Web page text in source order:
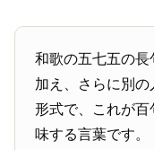
和歌の五七五の
加え、さらに別の
形式で、これが
味する言葉です。